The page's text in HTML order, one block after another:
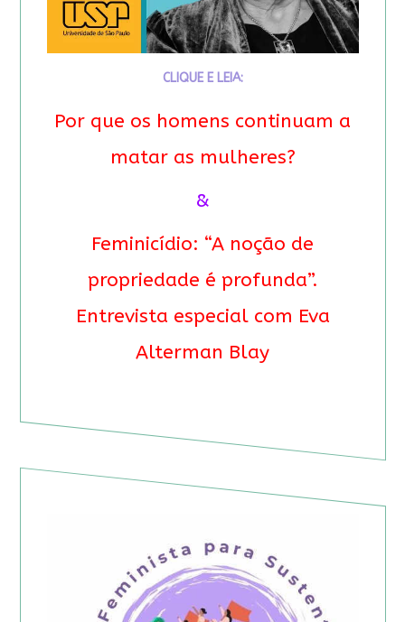
CLIQUE E LEIA:
Por que os homens continuam a
matar as mulheres?
&
Feminicídio: “A noção de
propriedade é profunda”.
Entrevista especial com Eva
Alterman Blay